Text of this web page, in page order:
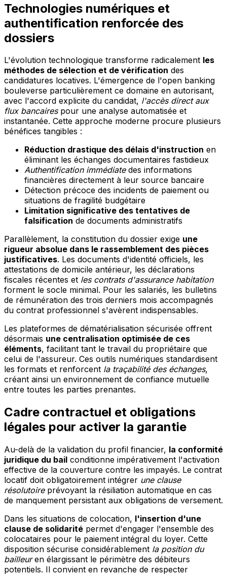
Technologies numériques et
authentification renforcée des
dossiers
L'évolution technologique transforme radicalement les
méthodes de sélection et de vérification des
candidatures locatives. L'émergence de l'open banking
bouleverse particulièrement ce domaine en autorisant,
avec l'accord explicite du candidat, l'accès direct aux
flux bancairespour une analyse automatisée et
instantanée. Cette approche moderne procure plusieurs
bénéfices tangibles :
Réduction drastique des délais d'instruction en
éliminant les échanges documentaires fastidieux
Authentification immédiatedes informations
financières directement à leur source bancaire
Détection précoce des incidents de paiement ou
situations de fragilité budgétaire
Limitation significative des tentatives de
falsification de documents administratifs
Parallèlement, la constitution du dossier exige une
rigueur absolue dans le rassemblement des pièces
justificatives. Les documents d'identité officiels, les
attestations de domicile antérieur, les déclarations
fiscales récentes et les contrats d'assurance habitation
forment le socle minimal. Pour les salariés, les bulletins
de rémunération des trois derniers mois accompagnés
du contrat professionnel s'avèrent indispensables.
Les plateformes de dématérialisation sécurisée offrent
désormais une centralisation optimisée de ces
éléments, facilitant tant le travail du propriétaire que
celui de l'assureur. Ces outils numériques standardisent
les formats et renforcent la traçabilité des échanges,
créant ainsi un environnement de confiance mutuelle
entre toutes les parties prenantes.
Cadre contractuel et obligations
légales pour activer la garantie
Au-delà de la validation du profil financier, la conformité
juridique du bail conditionne impérativement l'activation
effective de la couverture contre les impayés. Le contrat
locatif doit obligatoirement intégrer une clause
résolutoireprévoyant la résiliation automatique en cas
de manquement persistant aux obligations de versement.
Dans les situations de colocation, l'insertion d'une
clause de solidarité permet d'engager l'ensemble des
colocataires pour le paiement intégral du loyer. Cette
disposition sécurise considérablement la position du
bailleuren élargissant le périmètre des débiteurs
potentiels. Il convient en revanche de respecter